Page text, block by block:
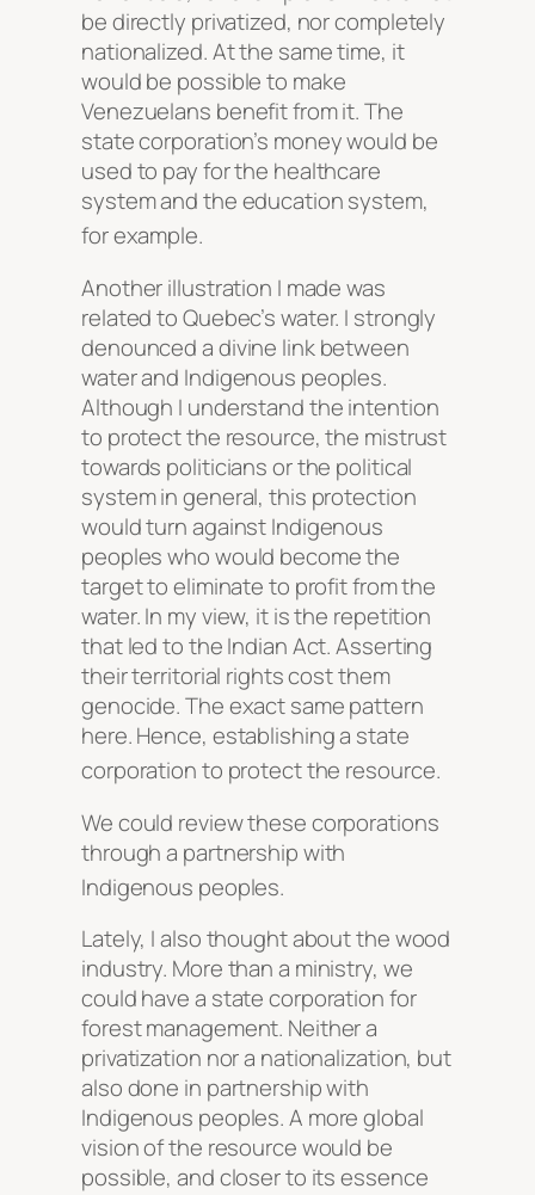
be directly privatized, nor completely
nationalized. At the same time, it
would be possible to make
Venezuelans benefit from it. The
state corporation’s money would be
used to pay for the healthcare
system and the education system,
for example.
Another illustration I made was
related to Quebec’s water. I strongly
denounced a divine link between
water and Indigenous peoples.
Although I understand the intention
to protect the resource, the mistrust
towards politicians or the political
system in general, this protection
would turn against Indigenous
peoples who would become the
target to eliminate to profit from the
water. In my view, it is the repetition
that led to the Indian Act. Asserting
their territorial rights cost them
genocide. The exact same pattern
here. Hence, establishing a state
corporation to protect the resource.
We could review these corporations
through a partnership with
Indigenous peoples.
Lately, I also thought about the wood
industry. More than a ministry, we
could have a state corporation for
forest management. Neither a
privatization nor a nationalization, but
also done in partnership with
Indigenous peoples. A more global
vision of the resource would be
possible, and closer to its essence